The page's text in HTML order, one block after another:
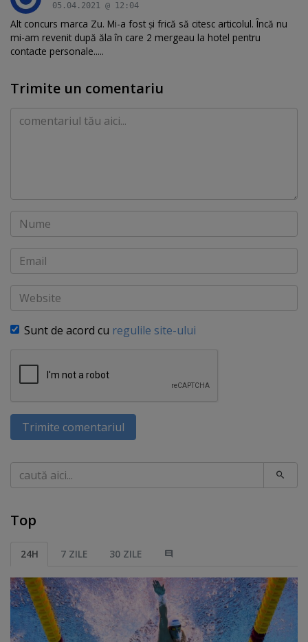
05.04.2021 @ 12:04
Alt concurs marca Zu. Mi-a fost și frică să citesc articolul. Încă nu
mi-am revenit după ăla în care 2 mergeau la hotel pentru
contacte personale.....
Trimite un comentariu
Comentariu
Nume
Email
Website
Sunt de acord cu regulile site-ului
Trimite comentariul
Caută
Top
24H 7 ZILE 30 ZILE